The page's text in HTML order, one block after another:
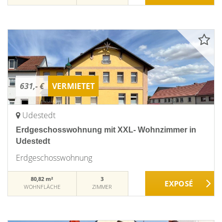
631,- € VERMIETET
Udestedt
Erdgeschosswohnung mit XXL- Wohnzimmer in
Udestedt
Erdgeschosswohnung
80,82 m²
WOHNFLÄCHE
3
ZIMMER